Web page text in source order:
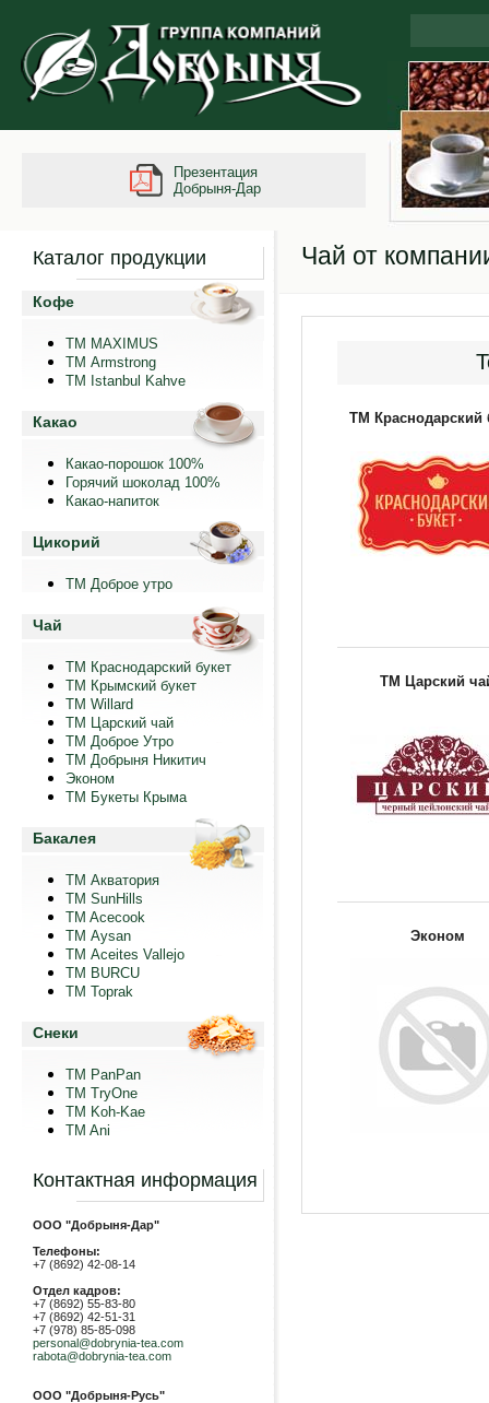
Презентация
Добрыня-Дар
Каталог продукции
Кофе
ТМ MAXIMUS
ТМ Armstrong
TM Istanbul Kahve
Какао
Какао-порошок 100%
Горячий шоколад 100%
Какао-напиток
Цикорий
ТМ Доброе утро
Чай
ТМ Краснодарский букет
ТМ Крымский букет
ТМ Willard
ТМ Царский чай
ТМ Доброе Утро
ТМ Добрыня Никитич
Эконом
ТМ Букеты Крыма
Бакалея
ТМ Акватория
ТМ SunHills
TM Acecook
ТМ Aysan
ТМ Aceites Vallejo
TM BURCU
TM Toprak
Снеки
TM PanPan
ТМ TryOne
ТМ Koh-Kae
TM Ani
Контактная информация
ООО "Добрыня-Дар"
Телефоны:
+7 (8692) 42-08-14
Отдел кадров:
+7 (8692) 55-83-80
+7 (8692) 42-51-31
+7 (978) 85-85-098
personal@dobrynia-tea.com
rabota@dobrynia-tea.com
ООО "Добрыня-Русь"
Чай от
ТМ Краснодарский
ТМ Царский
Эконом